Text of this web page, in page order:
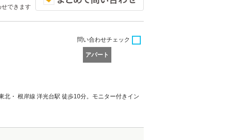
せできます
アパート
問い合わせチェック
北・ 根岸線 洋光台駅 徒歩10分。モニター付きイン